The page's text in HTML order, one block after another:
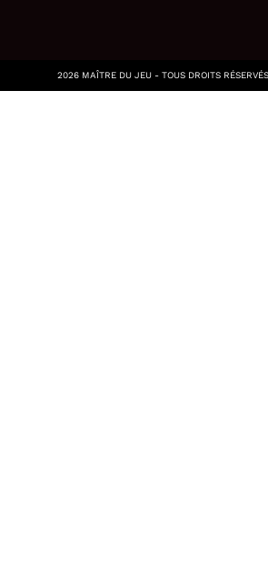
2026 MAÎTRE DU JEU - TOUS DROITS